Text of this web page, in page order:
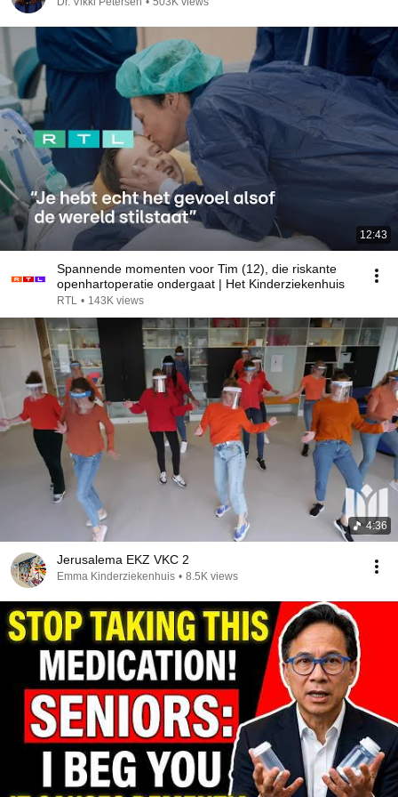
12:43
Spannende momenten voor Tim (12), die riskante
openhartoperatie ondergaat | Het Kinderziekenhuis
RTL • 143K views
4:36
Jerusalema EKZ VKC 2
Emma Kinderziekenhuis • 8.5K views